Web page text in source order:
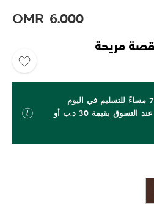
OMR 6.000
مريحة
اطلب بحلول الساعة 7 مساءً للتسليم في اليوم
التالي. توصيل مجاني عند التسوق بقيمة 30 د.ب أو